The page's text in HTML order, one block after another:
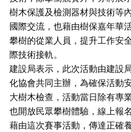
樹木保護及檢測器材與技術等
國際交流，也藉由樹保嘉年華
攀樹的從業人員，提升工作安
際技術接軌。
建設局表示，此次活動由建設
化協會共同主辦，為確保活動
大樹木檢查，活動當日除有專
也開放民眾攀樹體驗，線上報
藉由這次賽事活動，傳達正確